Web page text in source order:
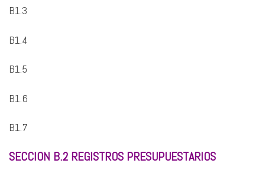
B1.3
B1.4
B1.5
B1.6
B1.7
SECCION B.2 REGISTROS PRESUPUESTARIOS